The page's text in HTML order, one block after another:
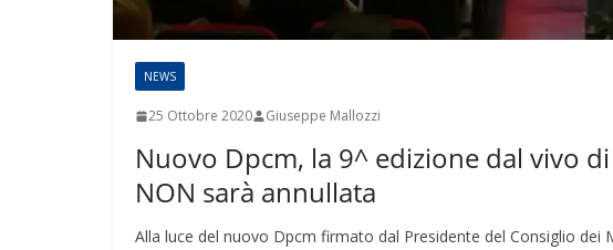
NEWS
25 Ottobre 2020 Giuseppe Mallozzi
Nuovo Dpcm, la 9^ edizione dal vivo
NON sarà annullata
Alla luce del nuovo Dpcm firmato dal Presidente del Consiglio dei